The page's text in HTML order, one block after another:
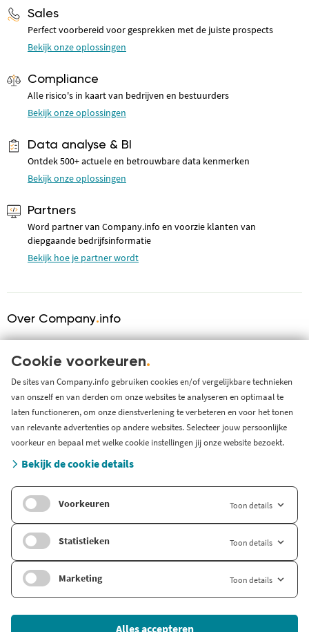
Sales
Perfect voorbereid voor gesprekken met de juiste prospects
Bekijk onze oplossingen
Compliance
Alle risico's in kaart van bedrijven en bestuurders
Bekijk onze oplossingen
Data analyse & BI
Ontdek 500+ actuele en betrouwbare data kenmerken
Bekijk onze oplossingen
Partners
Word partner van Company.info en voorzie klanten van
diepgaande bedrijfsinformatie
Bekijk hoe je partner wordt
Over Company.info
Over ons
KVK serviceprovider
Werken bij Company.info
Blog
Support
Systeem status en storingen
Zoek branche-informatie
Internationaal
Company.info Deutschland
Company.info English
© 2026 Company Info
Cookie voorkeuren.
De sites van Company.info gebruiken cookies en/of vergelijkbare technieken
van onszelf en van derden om onze websites te analyseren en optimaal te
laten functioneren, om onze dienstverlening te verbeteren en voor het tonen
van relevante advertenties op andere websites. Selecteer jouw persoonlijke
voorkeur en bepaal met welke cookie instellingen jij onze website bezoekt.
Bekijk de cookie details
Voorkeuren Toon details
Statistieken Toon details
Marketing Toon details
Alles accepteren